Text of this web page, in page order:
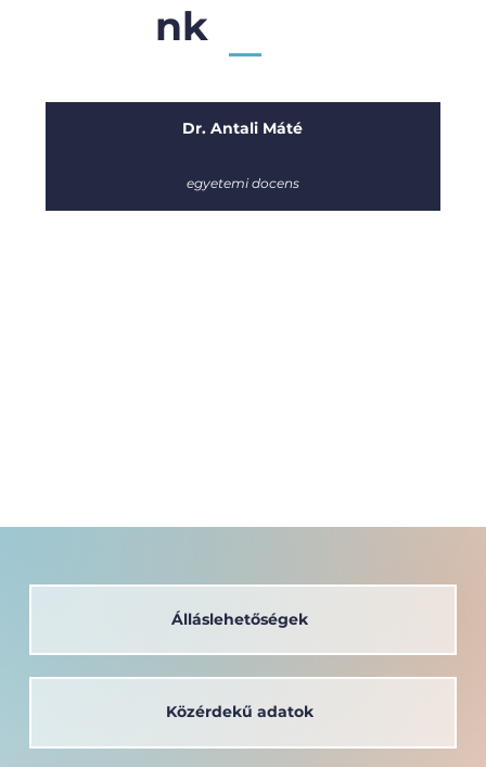
nk
Dr. Antali Máté
egyetemi docens
Álláslehetőségek
Közérdekű adatok